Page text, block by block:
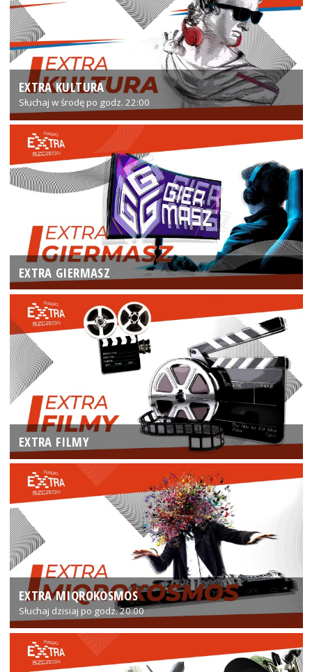
EXTRA KULTURA
Słuchaj w środę po godz. 22:00
EXTRA GIERMASZ
EXTRA FILMY
EXTRA MIQROKOSMOS
Słuchaj dzisiaj po godz. 20:00